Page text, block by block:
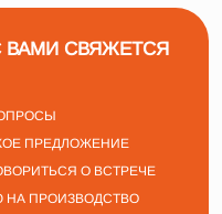
ВАМИ СВЯЖЕТСЯ
ПРЕДЛОЖЕНИЕ
О ВСТРЕЧЕ
НА ПРОИЗВОДСТВО